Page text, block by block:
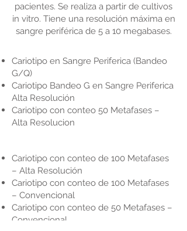
pacientes. Se realiza a partir de cultivos
in vitro. Tiene una resolución máxima en
sangre periférica de 5 a 10 megabases.
Cariotipo en Sangre Periferica (Bandeo
G/Q)
Cariotipo Bandeo G en Sangre Periferica
Alta Resolución
Cariotipo con conteo 50 Metafases –
Alta Resolucion
Cariotipo con conteo de 100 Metafases
– Alta Resolución
Cariotipo con conteo de 100 Metafases
– Convencional
Cariotipo con conteo de 50 Metafases –
Convencional